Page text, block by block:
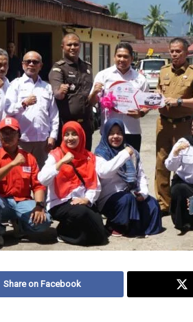
Share on Facebook